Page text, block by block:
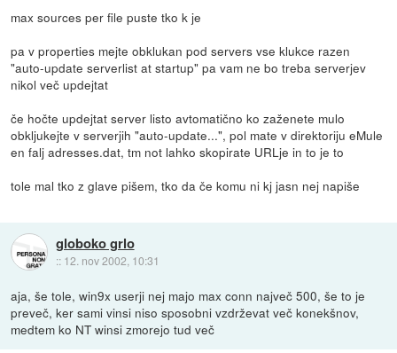
max sources per file puste tko k je
pa v properties mejte obklukan pod servers vse klukce razen
"auto-update serverlist at startup" pa vam ne bo treba serverjev
nikol več updejtat
če hočte updejtat server listo avtomatično ko zaženete mulo
obkljukejte v serverjih "auto-update...", pol mate v direktoriju eMule
en falj adresses.dat, tm not lahko skopirate URLje in to je to
tole mal tko z glave pišem, tko da če komu ni kj jasn nej napiše
globoko grlo
:: 12. nov 2002, 10:31
aja, še tole, win9x userji nej majo max conn največ 500, še to je
preveč, ker sami vinsi niso sposobni vzdrževat več konekšnov,
medtem ko NT winsi zmorejo tud več